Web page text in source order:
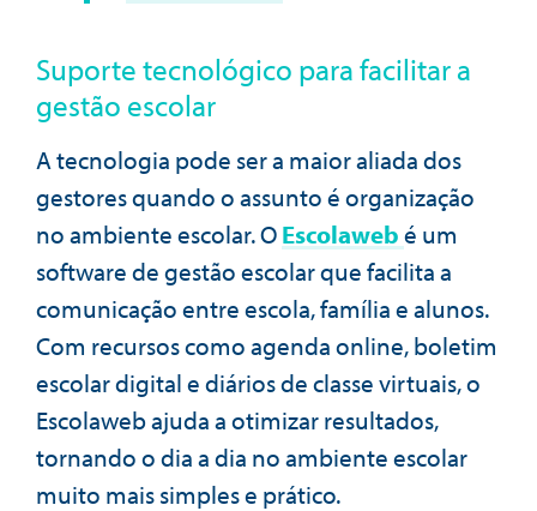
Suporte tecnológico para facilitar a
gestão escolar
A tecnologia pode ser a maior aliada dos
gestores quando o assunto é organização
no ambiente escolar. OEscolawebé um
software de gestão escolar que facilita a
comunicação entre escola, família e alunos.
Com recursos como agenda online, boletim
escolar digital e diários de classe virtuais, o
Escolaweb ajuda a otimizar resultados,
tornando o dia a dia no ambiente escolar
muito mais simples e prático.